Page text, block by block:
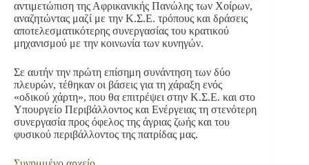
αντιμετώπιση της Αφρικανικής Πανώλης των Χοίρων,
αναζητώντας μαζί με την Κ.Σ.Ε. τρόπους και δράσεις
αποτελεσματικότερης συνεργασίας του κρατικού
μηχανισμού με την κοινωνία των κυνηγών.
Σε αυτήν την πρώτη επίσημη συνάντηση των δύο
πλευρών, τέθηκαν οι βάσεις για τη χάραξη ενός
«οδικού χάρτη», που θα επιτρέψει στην Κ.Σ.Ε. και στο
Υπουργείο Περιβάλλοντος και Ενέργειας τη στενότερη
συνεργασία προς όφελος της άγριας ζωής και του
φυσικού περιβάλλοντος της πατρίδας μας.